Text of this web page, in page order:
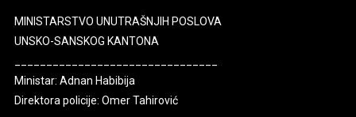
MINISTARSTVO UNUTRAŠNJIH POSLOVA
UNSKO-SANSKOG KANTONA
Ministar: Adnan Habibija
Direktora policije: Omer Tahirović